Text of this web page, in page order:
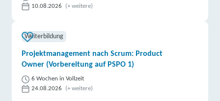
10.08.2026
(+ weitere)
Weiterbildung
Projektmanagement nach Scrum: Product
Owner (Vorbereitung auf PSPO 1)
6 Wochen in Vollzeit
24.08.2026
(+ weitere)